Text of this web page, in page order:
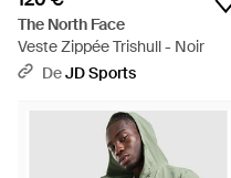
The North Face
Veste Zippée Trishull - Noir
DeJD Sports